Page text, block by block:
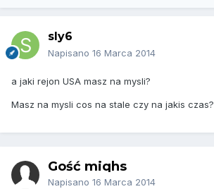
sly6
Napisano 16 Marca 2014
a jaki rejon USA masz na mysli?
Masz na mysli cos na stale czy na jakis czas?
Gość miqhs
Napisano 16 Marca 2014